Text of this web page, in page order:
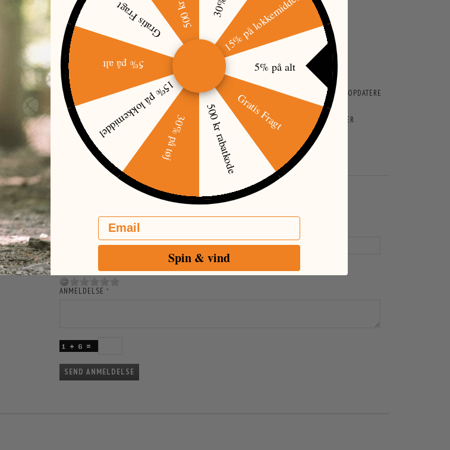
TRYKFEJL VEDRØRENDE PRIS ELLER UDSOLGTE VARER BESTRÆBER VI OS PÅ HURTIGST MULIGT AT OPDATERE
PRODUKT TIL DEN FORKERTE PRIS. ENKELTE TEKSTER KAN VÆRE AUTOGENEREREDE ELLER
ANMELDE
FORNAVN OG EFTERNAVN(E)
BEDØMMELSE
ANMELDELSE
SEND ANMELDELSE
15% på lokkemiddel
5% på alt
Gratis Fragt
500 kr rabatkode
30% på tøj
15% på lokkemiddel
5% på alt
Gratis Fragt
Email
Spin & vind